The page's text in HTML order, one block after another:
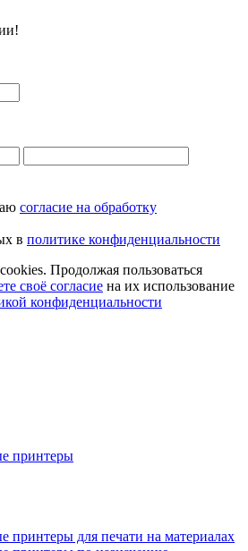
согласие на обработку
в политике конфиденциальности
Продолжая пользоваться
своё согласие на их использование
конфиденциальности
принтеры
для печати на материалах